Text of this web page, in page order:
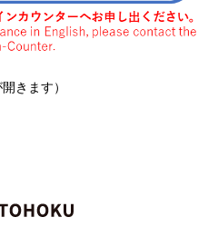
きます）